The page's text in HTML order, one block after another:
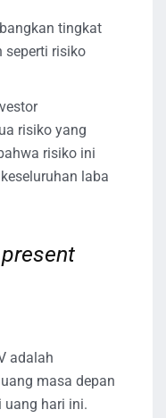
tingkat
seperti risiko
risiko yang
risiko ini
laba
present
adalah
masa depan
uang hari ini.